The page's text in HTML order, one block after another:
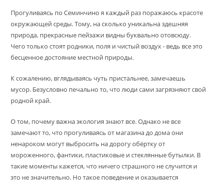
Прогуливаясь по Семинчино я каждый раз поражаюсь красоте
окружающей среды. Тому, на сколько уникальна здешняя
природа, прекрасные пейзажи видны буквально отовсюду.
Чего только стоят родники, поля и чистый воздух - ведь все это
бесценное достояние местной природы.
К сожалению, вглядываясь чуть пристальнее, замечаешь
мусор. Безусловно печально то, что люди сами загрязняют свой
родной край.
О том, почему важна экология знают все. Однако не все
замечают то, что прогуливаясь от магазина до дома они
ненароком могут выбросить на дорогу обёртку от
мороженного, фантики, пластиковые и стеклянные бутылки. В
такие моменты кажется, что ничего страшного не случится и
это не значительно. Но такое поведение и оказывается